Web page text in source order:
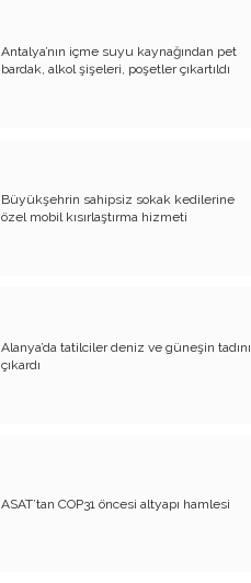
Antalya’nın içme suyu kaynağından pet
bardak, alkol şişeleri, poşetler çıkartıldı
Büyükşehrin sahipsiz sokak kedilerine
özel mobil kısırlaştırma hizmeti
Alanya’da tatilciler deniz ve güneşin tadını
çıkardı
ASAT’tan COP31 öncesi altyapı hamlesi